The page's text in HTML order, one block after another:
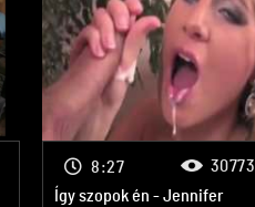
Így szopok én - Jennifer
8:27 30773